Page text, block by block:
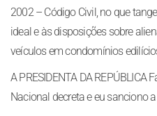
2002 – Código Civil, no que
ideal e às disposições sobre
veículos em condomínios
A PRESIDENTA DA REPÚBLICA
Nacional decreta e eu sanciono